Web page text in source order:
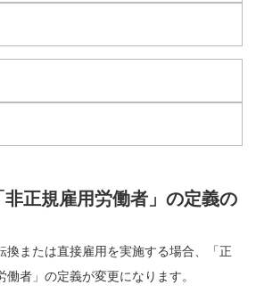
正規雇用労働者」の定義の
換または直接雇用を実施する場合、「正
者」の定義が変更になります。